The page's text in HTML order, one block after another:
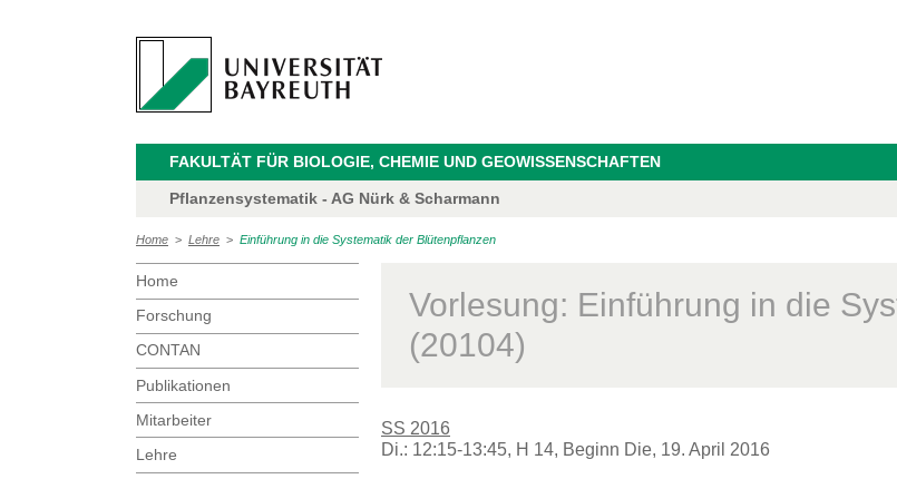
FAKULTÄT FÜR BIOLOGIE, CHEMIE UND GEOWISSENSCHAFTEN
Pflanzensystematik - AG Nürk & Scharmann
Home > Lehre > Einführung in die Systematik der Blütenpflanzen
Home
Forschung
CONTAN
Publikationen
Mitarbeiter
Lehre
Vorlesung: Einführung in die
(20104)
SS 2016
Di.: 12:15-13:45, H 14, Beginn Die, 19. April 2016